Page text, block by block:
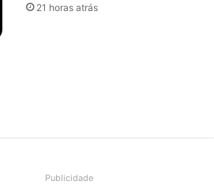
21 horas atrás
Publicidade